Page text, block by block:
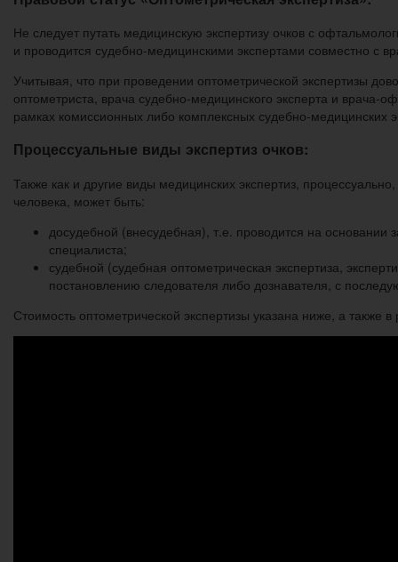
Не следует путать медицинскую экспертизу очков с
и проводится судебно-медицинскими экспертами совместно с
Учитывая, что при проведении оптометрической экспертизы
оптометриста, врача судебно-медицинского эксперта и врача-
рамках комиссионных либо комплексных судебно-медицинских
Процессуальные виды экспертиз очков:
Также как и другие виды медицинских экспертиз,
человека, может быть:
досудебной (внесудебная), т.е. проводится на
специалиста;
судебной (судебная оптометрическая экспертиза,
постановлению следователя либо дознавателя, с
Стоимость оптометрической экспертизы указана ниже, а также